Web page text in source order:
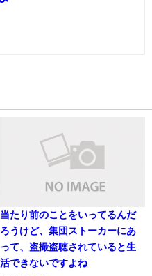
当たり前のことをいってるんだ
ろうけど、集団ストーカーにあ
って、盗撮盗聴されていると生
活できないですよね